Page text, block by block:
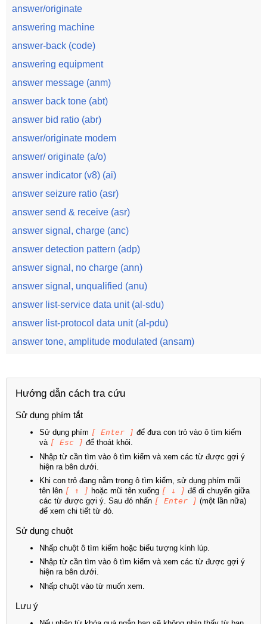
answer/originate
answering machine
answer-back (code)
answering equipment
answer message (anm)
answer back tone (abt)
answer bid ratio (abr)
answer/originate modem
answer/ originate (a/o)
answer indicator (v8) (ai)
answer seizure ratio (asr)
answer send & receive (asr)
answer signal, charge (anc)
answer detection pattern (adp)
answer signal, no charge (ann)
answer signal, unqualified (anu)
answer list-service data unit (al-sdu)
answer list-protocol data unit (al-pdu)
answer tone, amplitude modulated (ansam)
Hướng dẫn cách tra cứu
Sử dụng phím tắt
Sử dụng phím [ Enter ] để đưa con trỏ vào ô tìm kiếm
và [ Esc ] để thoát khỏi.
Nhập từ cần tìm vào ô tìm kiếm và xem các từ được gợi ý
hiện ra bên dưới.
Khi con trỏ đang nằm trong ô tìm kiếm, sử dụng phím mũi
tên lên [ ↑ ] hoặc mũi tên xuống [ ↓ ] để di chuyển giữa
các từ được gợi ý. Sau đó nhấn [ Enter ] (một lần nữa)
để xem chi tiết từ đó.
Sử dụng chuột
Nhấp chuột ô tìm kiếm hoặc biểu tượng kính lúp.
Nhập từ cần tìm vào ô tìm kiếm và xem các từ được gợi ý
hiện ra bên dưới.
Nhấp chuột vào từ muốn xem.
Lưu ý